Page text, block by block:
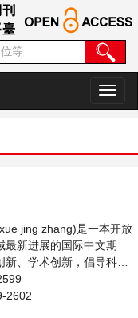
切
换
jing zhang)是一本开放
最新进展的国际中文期
新、学术创新，倡导科
性、思想性为一体，旨
研究者提供一个传播、
2602